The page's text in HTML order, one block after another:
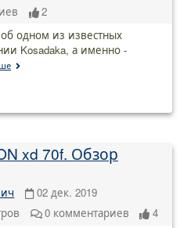
2
одном из известных
Kosadaka, а именно -
xd 70f. Обзор
02 дек. 2019
0 комментариев
4